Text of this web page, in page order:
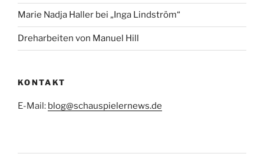
Marie Nadja Haller bei „Inga Lindström“
Dreharbeiten von Manuel Hill
KONTAKT
E-Mail: blog@schauspielernews.de